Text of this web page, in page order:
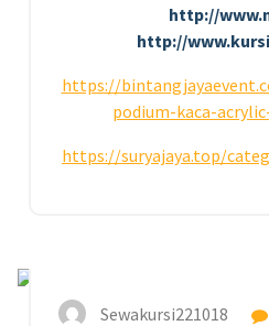
http://
http://
https://
podium-kaca-
https://suryajaya.top/
Sewakursi221018